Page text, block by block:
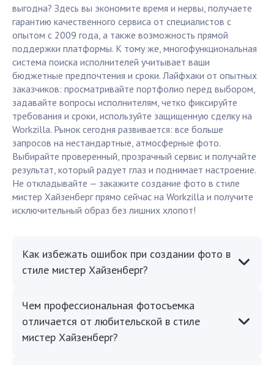
выгодна? Здесь вы экономите время и нервы, получаете
гарантию качественного сервиса от специалистов с
опытом с 2009 года, а также возможность прямой
поддержки платформы. К тому же, многофункциональная
система поиска исполнителей учитывает ваши
бюджетные предпочтения и сроки. Лайфхаки от опытных
заказчиков: просматривайте портфолио перед выбором,
задавайте вопросы исполнителям, четко фиксируйте
требования и сроки, используйте защищенную сделку на
Workzilla. Рынок сегодня развивается: все больше
запросов на нестандартные, атмосферные фото.
Выбирайте проверенный, прозрачный сервис и получайте
результат, который радует глаз и поднимает настроение.
Не откладывайте — закажите создание фото в стиле
мистер Хайзенберг прямо сейчас на Workzilla и получите
исключительный образ без лишних хлопот!
Как избежать ошибок при создании фото в
стиле мистер Хайзенберг?
Чем профессиональная фотосъемка
отличается от любительской в стиле
мистер Хайзенберг?